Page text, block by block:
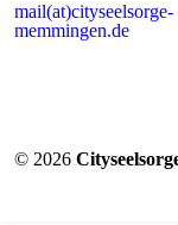
mail(at)cityseelsorge-
memmingen.de
© 2026